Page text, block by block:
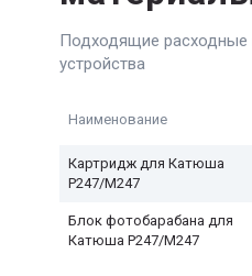
Подходящие расходные
устройства
Наименование
Картридж для Катюша
Р247/М247
Блок фотобарабана для
Катюша P247/M247